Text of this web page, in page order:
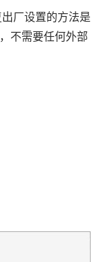
厂设置的方法是
不需要任何外部